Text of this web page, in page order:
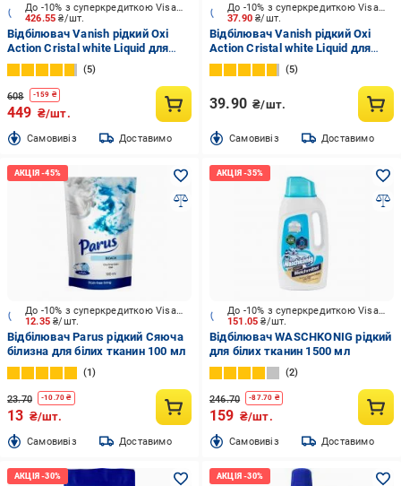
426.55₴/шт.
До -10% з суперкредиткою Visa Вигода
Відбілювач Vanish рідкий Oxi
Action Cristal white Liquid для
білих тканин 2000 мл
5
608 -159 ₴
449 ₴/шт.
Cамовивіз Доставимо
37.90₴/шт.
До -10% з суперкредиткою Visa Вигода
Відбілювач Vanish рідкий Oxi
Action Cristal white Liquid для
білих тканин 100 мл
5
39.90 ₴/шт.
Cамовивіз Доставимо
12.35₴/шт.
До -10% з суперкредиткою Visa Вигода
Відбілювач Parus рідкий Сяюча
білизна для білих тканин 100 мл
1
23.70 -10.70 ₴
13 ₴/шт.
Cамовивіз Доставимо
151.05₴/шт.
До -10% з суперкредиткою Visa Вигода
Відбілювач WASCHKONIG рідкий
для білих тканин 1500 мл
2
246.70 -87.70 ₴
159 ₴/шт.
Cамовивіз Доставимо